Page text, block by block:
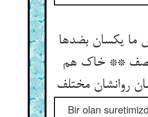
ما یکسان بضدها
** خاک هم
روانشان مختلف
Bir olan